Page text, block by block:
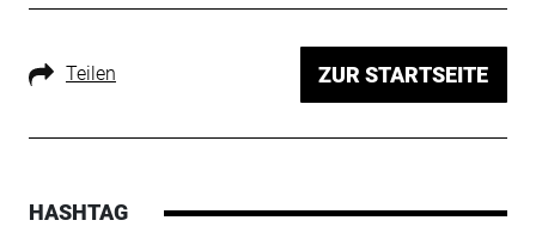
Teilen ZUR STARTSEITE
HASHTAG